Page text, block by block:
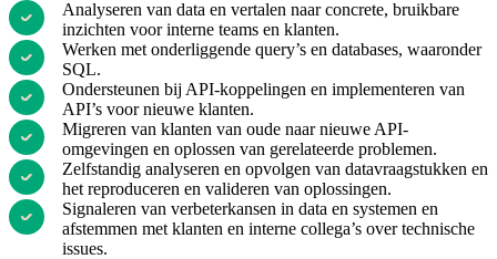
Analyseren van data en vertalen naar concrete, bruikbare
inzichten voor interne teams en klanten.
Werken met onderliggende query’s en databases, waaronder
SQL.
Ondersteunen bij API-koppelingen en implementeren van
API’s voor nieuwe klanten.
Migreren van klanten van oude naar nieuwe API-
omgevingen en oplossen van gerelateerde problemen.
Zelfstandig analyseren en opvolgen van datavraagstukken en
het reproduceren en valideren van oplossingen.
Signaleren van verbeterkansen in data en systemen en
afstemmen met klanten en interne collega’s over technische
issues.